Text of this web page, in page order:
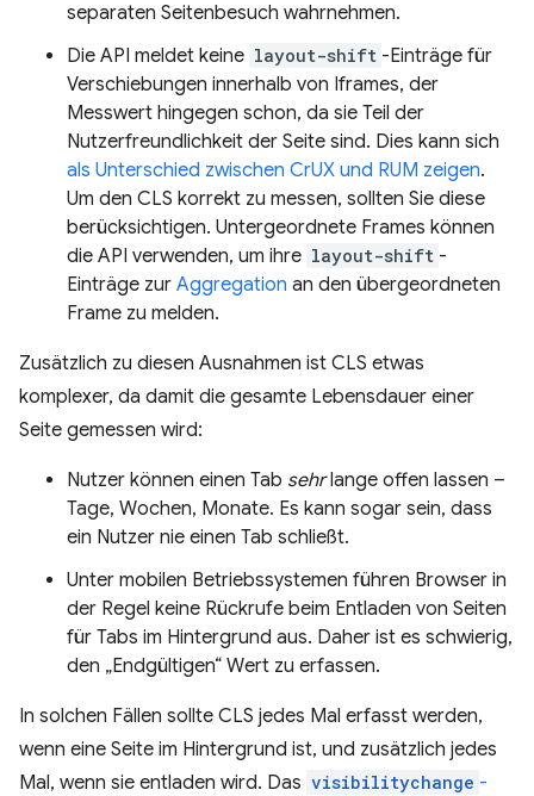
separaten Seitenbesuch wahrnehmen.
Die API meldet keine layout-shift -Einträge für
Verschiebungen innerhalb von Iframes, der
Messwert hingegen schon, da sie Teil der
Nutzerfreundlichkeit der Seite sind. Dies kann sich
als Unterschied zwischen CrUX und RUM zeigen.
Um den CLS korrekt zu messen, sollten Sie diese
berücksichtigen. Untergeordnete Frames können
die API verwenden, um ihre layout-shift -
Einträge zur Aggregation an den übergeordneten
Frame zu melden.
Zusätzlich zu diesen Ausnahmen ist CLS etwas
komplexer, da damit die gesamte Lebensdauer einer
Seite gemessen wird:
Nutzer können einen Tab sehrlange offen lassen –
Tage, Wochen, Monate. Es kann sogar sein, dass
ein Nutzer nie einen Tab schließt.
Unter mobilen Betriebssystemen führen Browser in
der Regel keine Rückrufe beim Entladen von Seiten
für Tabs im Hintergrund aus. Daher ist es schwierig,
den „Endgültigen“ Wert zu erfassen.
In solchen Fällen sollte CLS jedes Mal erfasst werden,
wenn eine Seite im Hintergrund ist, und zusätzlich jedes
Mal, wenn sie entladen wird. Das visibilitychange -